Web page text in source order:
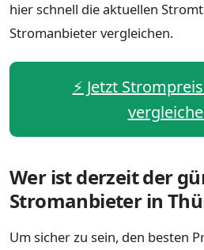
hier schnell die aktuellen
Stromanbieter vergleichen.
⚡️ Jetzt
Wer ist derzeit der
Stromanbieter in
Um sicher zu sein, den besten